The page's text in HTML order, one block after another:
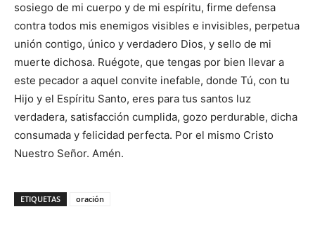
sosiego de mi cuerpo y de mi espíritu, firme defensa
contra todos mis enemigos visibles e invisibles, perpetua
unión contigo, único y verdadero Dios, y sello de mi
muerte dichosa. Ruégote, que tengas por bien llevar a
este pecador a aquel convite inefable, donde Tú, con tu
Hijo y el Espíritu Santo, eres para tus santos luz
verdadera, satisfacción cumplida, gozo perdurable, dicha
consumada y felicidad perfecta. Por el mismo Cristo
Nuestro Señor. Amén.
ETIQUETAS oración